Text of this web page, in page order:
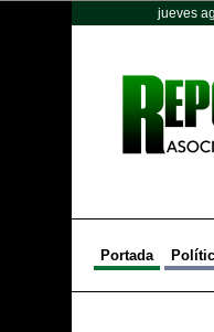
jueves
Portada